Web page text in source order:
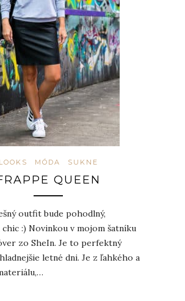
LOOKS MÓDA SUKNE
QUEEN
outfit bude pohodlný,
:) Novinkou v mojom šatníku
zo SheIn. Je to perfektný
letné dni. Je z ľahkého a